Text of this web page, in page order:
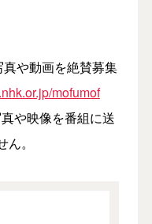
や動画を絶賛募集
mofumof
や映像を番組に送
。